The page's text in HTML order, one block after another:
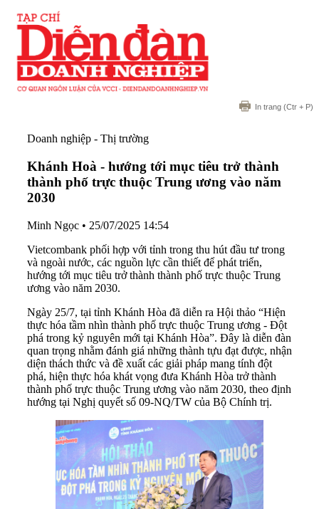
In trang (Ctr + P)
Doanh nghiệp - Thị trường
Khánh Hoà - hướng tới mục tiêu trở thành
thành phố trực thuộc Trung ương vào năm
2030
Minh Ngọc • 25/07/2025 14:54
Vietcombank phối hợp với tỉnh trong thu hút đầu tư trong
và ngoài nước, các nguồn lực cần thiết để phát triển,
hướng tới mục tiêu trở thành thành phố trực thuộc Trung
ương vào năm 2030.
Ngày 25/7, tại tỉnh Khánh Hòa đã diễn ra Hội thảo “Hiện
thực hóa tầm nhìn thành phố trực thuộc Trung ương - Đột
phá trong kỷ nguyên mới tại Khánh Hòa”. Đây là diễn đàn
quan trọng nhằm đánh giá những thành tựu đạt được, nhận
diện thách thức và đề xuất các giải pháp mang tính đột
phá, hiện thực hóa khát vọng đưa Khánh Hòa trở thành
thành phố trực thuộc Trung ương vào năm 2030, theo định
hướng tại Nghị quyết số 09-NQ/TW của Bộ Chính trị.